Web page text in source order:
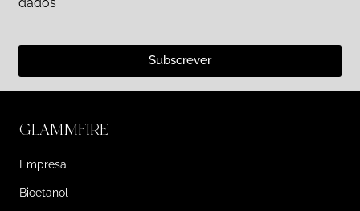
Subscrever
GLAMMFIRE
Empresa
Bioetanol